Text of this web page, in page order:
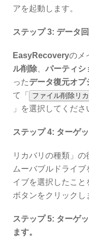
アを起動します。
ステップ 3: データ
EasyRecoveryのメ
ル削除
パーティシ
ったデータ復元オプ
て「
ファイル削除リ
」を選択してくださ
ステップ 4: ターゲ
リカバリの種類」
ムーバブルドライ
イブを選択したこ
ボタンをクリックし
ステップ 5: ターゲ
ます。